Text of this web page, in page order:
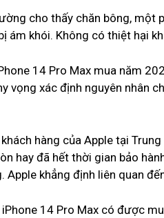
cho thấy chăn bông, một
ám khói. Không có thiệt hại
14 Pro Max mua năm
vọng xác định nguyên nhân
hàng của Apple tại
hay đã hết thời gian bảo
Apple khẳng định liên quan
14 Pro Max có được